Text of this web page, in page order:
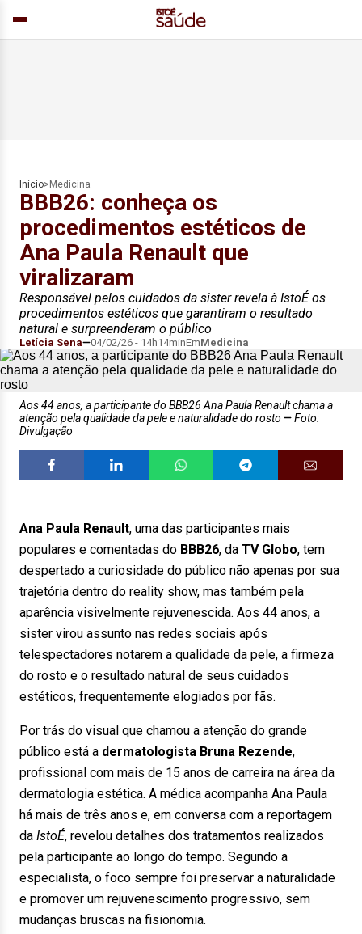
Início> Medicina
BBB26: conheça os
procedimentos estéticos de
Ana Paula Renault que
viralizaram
Responsável pelos cuidados da sister revela à IstoÉ os
procedimentos estéticos que garantiram o resultado
natural e surpreenderam o público
Letícia Sena 04/02/26 - 14h14minEmMedicina
Aos 44 anos, a participante do BBB26 Ana Paula Renault chama a
atenção pela qualidade da pele e naturalidade do rosto
Foto:
Divulgação
Ana Paula Renault, uma das participantes mais
populares e comentadas do BBB26, da TV Globo, tem
despertado a curiosidade do público não apenas por sua
trajetória dentro do reality show, mas também pela
aparência visivelmente rejuvenescida. Aos 44 anos, a
sister virou assunto nas redes sociais após
telespectadores notarem a qualidade da pele, a firmeza
do rosto e o resultado natural de seus cuidados
estéticos, frequentemente elogiados por fãs.
Por trás do visual que chamou a atenção do grande
público está a dermatologista Bruna Rezende,
profissional com mais de 15 anos de carreira na área da
dermatologia estética. A médica acompanha Ana Paula
há mais de três anos e, em conversa com a reportagem
da IstoÉ, revelou detalhes dos tratamentos realizados
pela participante ao longo do tempo. Segundo a
especialista, o foco sempre foi preservar a naturalidade
e promover um rejuvenescimento progressivo, sem
mudanças bruscas na fisionomia.